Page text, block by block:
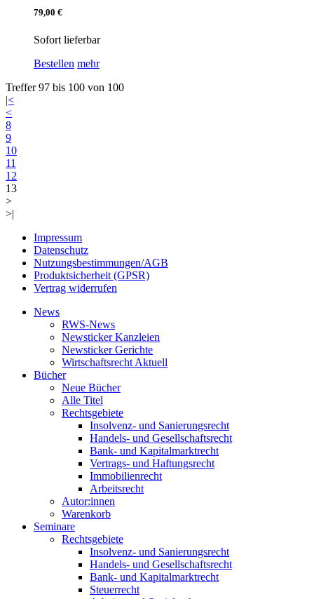
79,00 €
Sofort lieferbar
Bestellen mehr
Treffer 97 bis 100 von 100
|<
<
8
9
10
11
12
13
>
>|
Impressum
Datenschutz
Nutzungsbestimmungen/AGB
Produktsicherheit (GPSR)
Vertrag widerrufen
News
RWS-News
Newsticker Kanzleien
Newsticker Gerichte
Wirtschaftsrecht Aktuell
Bücher
Neue Bücher
Alle Titel
Rechtsgebiete
Insolvenz- und Sanierungsrecht
Handels- und Gesellschaftsrecht
Bank- und Kapitalmarktrecht
Vertrags- und Haftungsrecht
Immobilienrecht
Arbeitsrecht
Autor:innen
Warenkorb
Seminare
Rechtsgebiete
Insolvenz- und Sanierungsrecht
Handels- und Gesellschaftsrecht
Bank- und Kapitalmarktrecht
Steuerrecht